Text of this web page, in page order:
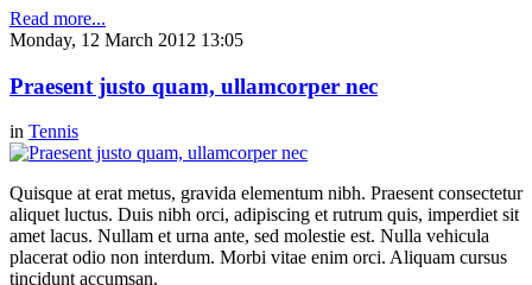
Read more...
Monday, 12 March 2012 13:05
Praesent justo quam, ullamcorper nec
in Tennis
Quisque at erat metus, gravida elementum nibh. Praesent consectetur
aliquet luctus. Duis nibh orci, adipiscing et rutrum quis, imperdiet sit
amet lacus. Nullam et urna ante, sed molestie est. Nulla vehicula
placerat odio non interdum. Morbi vitae enim orci. Aliquam cursus
tincidunt accumsan.